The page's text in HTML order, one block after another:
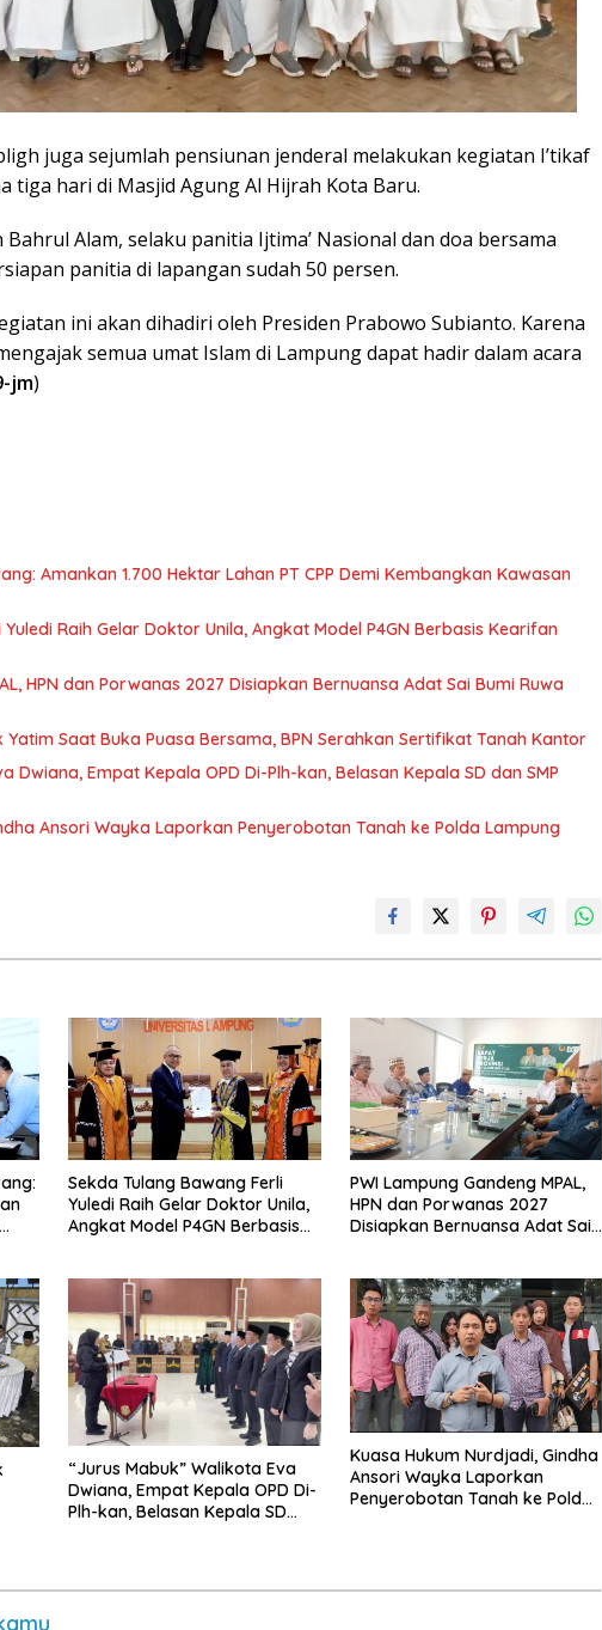
juga sejumlah pensiunan jenderal melakukan kegiatan I’tikaf
tiga hari di Masjid Agung Al Hijrah Kota Baru.
Alam, selaku panitia Ijtima’ Nasional dan doa bersama
panitia di lapangan sudah 50 persen.
ini akan dihadiri oleh Presiden Prabowo Subianto. Karena
semua umat Islam di Lampung dapat hadir dalam acara
jm)
Amankan 1.700 Hektar Lahan PT CPP Demi Kembangkan Kawasan
Raih Gelar Doktor Unila, Angkat Model P4GN Berbasis Kearifan
HPN dan Porwanas 2027 Disiapkan Bernuansa Adat Sai Bumi Ruwa
Yatim Saat Buka Puasa Bersama, BPN Serahkan Sertifikat Tanah Kantor
Dwiana, Empat Kepala OPD Di-Plh-kan, Belasan Kepala SD dan SMP
Ansori Wayka Laporkan Penyerobotan Tanah ke Polda Lampung
Sekda Tulang Bawang Ferli
Yuledi Raih Gelar Doktor Unila,
Angkat Model P4GN Berbasis
PWI Lampung Gandeng MPAL,
HPN dan Porwanas 2027
Disiapkan Bernuansa Adat Sai
“Jurus Mabuk” Walikota Eva
Dwiana, Empat Kepala OPD Di-
Plh-kan, Belasan Kepala SD
Kuasa Hukum Nurdjadi, Gindha
Ansori Wayka Laporkan
Penyerobotan Tanah ke Polda